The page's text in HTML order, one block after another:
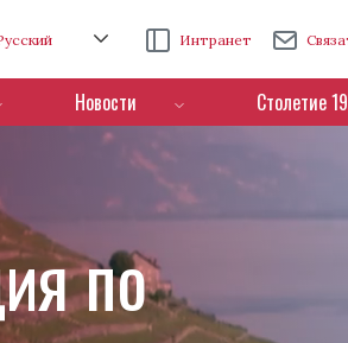
Интранет
Новости Столетие
по